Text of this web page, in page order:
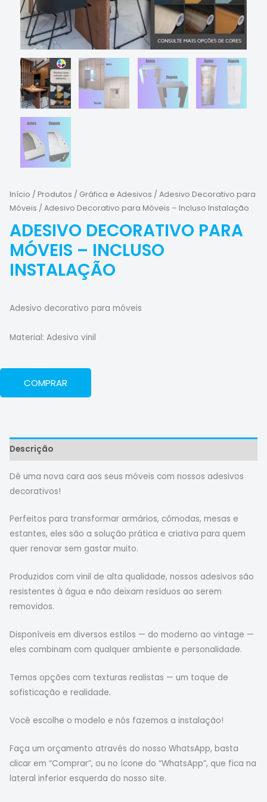
Início / Produtos / Gráfica e Adesivos / Adesivo Decorativo para
Móveis / Adesivo Decorativo para Móveis – Incluso Instalação
ADESIVO DECORATIVO PARA
MÓVEIS – INCLUSO
INSTALAÇÃO
Adesivo decorativo para móveis
Material: Adesivo vinil
COMPRAR
Descrição
Dê uma nova cara aos seus móveis com nossos adesivos
decorativos!
Perfeitos para transformar armários, cômodas, mesas e
estantes, eles são a solução prática e criativa para quem
quer renovar sem gastar muito.
Produzidos com vinil de alta qualidade, nossos adesivos são
resistentes à água e não deixam resíduos ao serem
removidos.
Disponíveis em diversos estilos — do moderno ao vintage —
eles combinam com qualquer ambiente e personalidade.
Temos opções com texturas realistas — um toque de
sofisticação e realidade.
Você escolhe o modelo e nós fazemos a instalação!
Faça um orçamento através do nosso WhatsApp, basta
clicar em “Comprar”, ou no ícone do “WhatsApp”, que fica na
lateral inferior esquerda do nosso site.